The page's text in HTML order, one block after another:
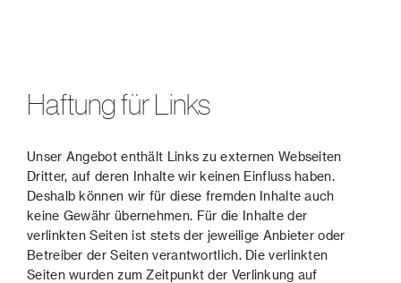
Haftung für Links
Unser Angebot enthält Links zu externen Webseiten
Dritter, auf deren Inhalte wir keinen Einfluss haben.
Deshalb können wir für diese fremden Inhalte auch
keine Gewähr übernehmen. Für die Inhalte der
verlinkten Seiten ist stets der jeweilige Anbieter oder
Betreiber der Seiten verantwortlich. Die verlinkten
Seiten wurden zum Zeitpunkt der Verlinkung auf